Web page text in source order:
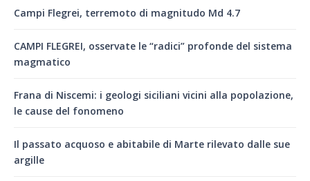
Campi Flegrei, terremoto di magnitudo Md 4.7
CAMPI FLEGREI, osservate le “radici” profonde del sistema
magmatico
Frana di Niscemi: i geologi siciliani vicini alla popolazione,
le cause del fonomeno
Il passato acquoso e abitabile di Marte rilevato dalle sue
argille